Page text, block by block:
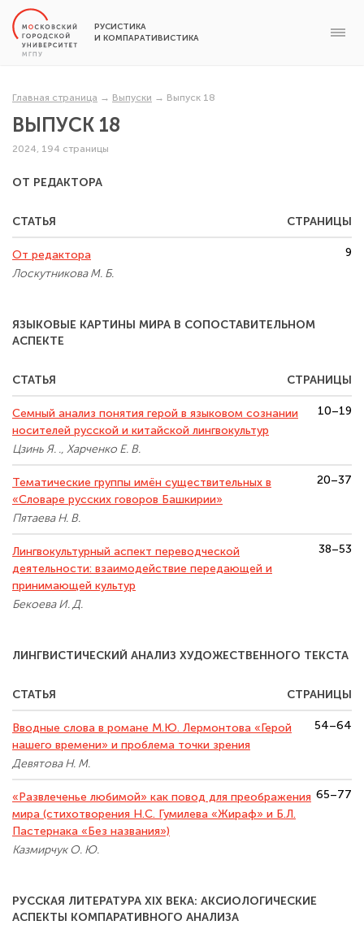
РУСИСТИКА
И КОМПАРАТИВИСТИКА
Главная страница → Выпуски → Выпуск 18
ВЫПУСК 18
2024, 194 страницы
ОТ РЕДАКТОРА
СТАТЬЯ СТРАНИЦЫ
От редактора
Лоскутникова М. Б.
9
ЯЗЫКОВЫЕ КАРТИНЫ МИРА В СОПОСТАВИТЕЛЬНОМ
АСПЕКТЕ
СТАТЬЯ СТРАНИЦЫ
Семный анализ понятия герой в языковом сознании
носителей русской и китайской лингвокультур
Цзинь Я. ., Харченко Е. В.
10–19
Тематические группы имён существительных в
«Словаре русских говоров Башкирии»
Пятаева Н. В.
20–37
Лингвокультурный аспект переводческой
деятельности: взаимодействие передающей и
принимающей культур
Бекоева И. Д.
38–53
ЛИНГВИСТИЧЕСКИЙ АНАЛИЗ ХУДОЖЕСТВЕННОГО ТЕКСТА
СТАТЬЯ СТРАНИЦЫ
Вводные слова в романе М.Ю. Лермонтова «Герой
нашего времени» и проблема точки зрения
Девятова Н. М.
54–64
«Развлеченье любимой» как повод для преображения
мира (стихотворения Н.С. Гумилева «Жираф» и Б.Л.
Пастернака «Без названия»)
Казмирчук О. Ю.
65–77
РУССКАЯ ЛИТЕРАТУРА XIX ВЕКА: АКСИОЛОГИЧЕСКИЕ
АСПЕКТЫ КОМПАРАТИВНОГО АНАЛИЗА